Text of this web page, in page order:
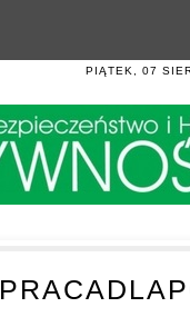
PIĄTEK, 07